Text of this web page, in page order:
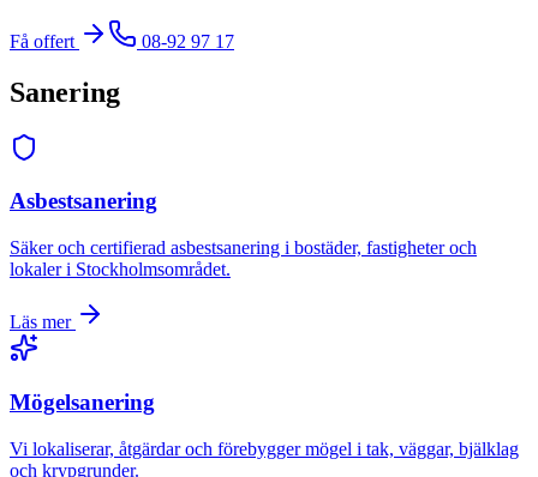
Få offert 08-92 97 17
Sanering
Asbestsanering
Säker och certifierad asbestsanering i bostäder, fastigheter och
lokaler i Stockholmsområdet.
Läs mer
Mögelsanering
Vi lokaliserar, åtgärdar och förebygger mögel i tak, väggar, bjälklag
och krypgrunder.